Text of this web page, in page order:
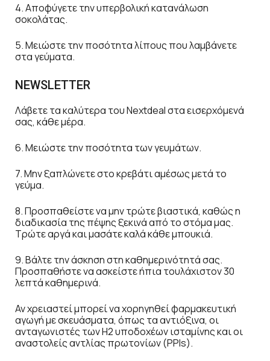
4. Αποφύγετε την υπερβολική κατανάλωση
σοκολάτας.
5. Μειώστε την ποσότητα λίπους που λαμβάνετε
στα γεύματα.
NEWSLETTER
Λάβετε τα καλύτερα του Nextdeal στα εισερχόμενά
σας, κάθε μέρα.
6. Μειώστε την ποσότητα των γευμάτων.
7. Μην ξαπλώνετε στο κρεβάτι αμέσως μετά το
γεύμα.
8. Προσπαθείστε να μην τρώτε βιαστικά, καθώς η
διαδικασία της πέψης ξεκινά από το στόμα μας.
Τρώτε αργά και μασάτε καλά κάθε μπουκιά.
9. Βάλτε την άσκηση στη καθημερινότητά σας.
Προσπαθήστε να ασκείστε ήπια τουλάχιστον 30
λεπτά καθημερινά.
Αν χρειαστεί μπορεί να χορηγηθεί φαρμακευτική
αγωγή με σκευάσματα, όπως τα αντιόξινα, οι
ανταγωνιστές των Η2 υποδοχέων ισταμίνης και οι
αναστολείς αντλίας πρωτονίων (PPIs).